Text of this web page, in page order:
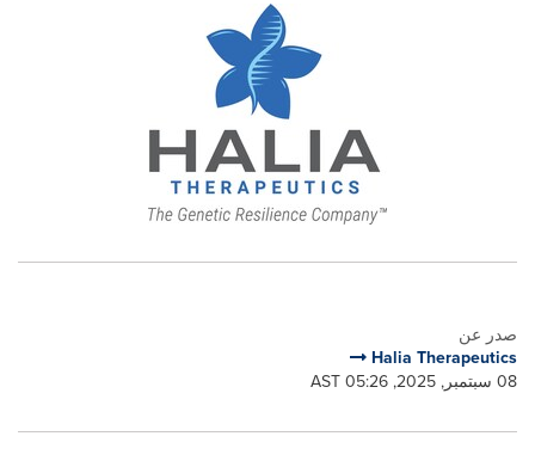
صدر عن
Halia Therapeutics
08 سبتمبر, 2025, 05:26 AST